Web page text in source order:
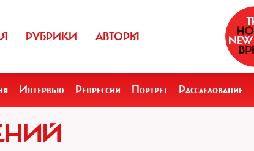
РУБРИКИ АВТОРЫ
Интервью Репрессии Портрет Расследование